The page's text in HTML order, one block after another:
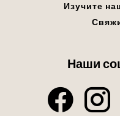
Изучите
Наши